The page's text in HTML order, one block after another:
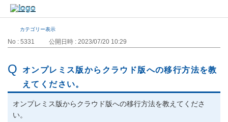
カテゴリー表示
No : 5331 公開日時 : 2023/07/20 10:29
オンプレミス版からクラウド版への移行方法を教
えてください。
オンプレミス版からクラウド版への移行方法を教えてくださ
い。